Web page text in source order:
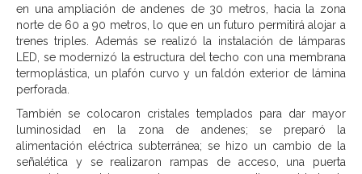
en una ampliación de andenes de 30 metros, hacia la zona
norte de 60 a 90 metros, lo que en un futuro permitirá alojar a
trenes triples. Además se realizó la instalación de lámparas
LED, se modernizó la estructura del techo con una membrana
termoplástica, un plafón curvo y un faldón exterior de lámina
perforada.
También se colocaron cristales templados para dar mayor
luminosidad en la zona de andenes; se preparó la
alimentación eléctrica subterránea; se hizo un cambio de la
señalética y se realizaron rampas de acceso, una puerta